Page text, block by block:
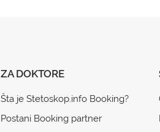
ZA DOKTORE
Šta je Stetoskop.info Booking?
Postani Booking partner